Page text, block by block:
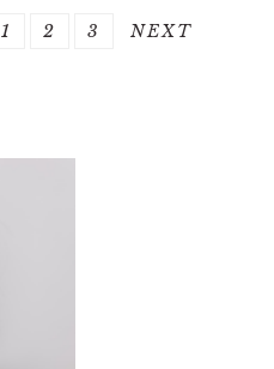
PAGE
1 PAGE
2 PAGE
3
GO
NEXT